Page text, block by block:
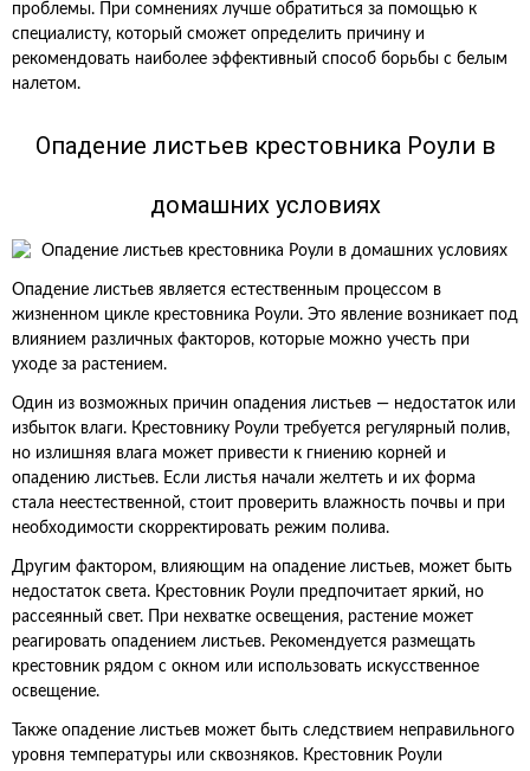
проблемы. При сомнениях лучше обратиться за помощью к
специалисту, который сможет определить причину и
рекомендовать наиболее эффективный способ борьбы с белым
налетом.
Опадение листьев крестовника Роули в
домашних условиях
Опадение листьев является естественным процессом в
жизненном цикле крестовника Роули. Это явление возникает под
влиянием различных факторов, которые можно учесть при
уходе за растением.
Один из возможных причин опадения листьев — недостаток или
избыток влаги. Крестовнику Роули требуется регулярный полив,
но излишняя влага может привести к гниению корней и
опадению листьев. Если листья начали желтеть и их форма
стала неестественной, стоит проверить влажность почвы и при
необходимости скорректировать режим полива.
Другим фактором, влияющим на опадение листьев, может быть
недостаток света. Крестовник Роули предпочитает яркий, но
рассеянный свет. При нехватке освещения, растение может
реагировать опадением листьев. Рекомендуется размещать
крестовник рядом с окном или использовать искусственное
освещение.
Также опадение листьев может быть следствием неправильного
уровня температуры или сквозняков. Крестовник Роули